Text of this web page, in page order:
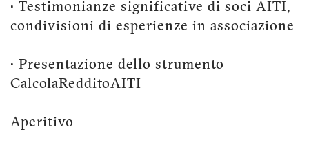
• Testimonianze significative di soci AITI,
condivisioni di esperienze in associazione
• Presentazione dello strumento
CalcolaRedditoAITI
Aperitivo